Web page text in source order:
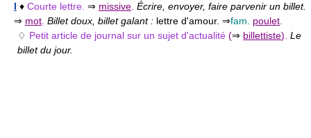
I ♦ Courte lettre. ⇒ missive Écrire, envoyer, faire parvenir un billet.
⇒ mot Billet doux, billet galant : lettre d'amour. ⇒fam. poulet
♢ Petit article de journal sur un sujet d'actualité (⇒ billettiste) Le
billet du jour.